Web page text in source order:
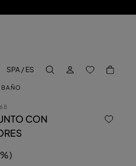
SPA / ES
INICIAR SESIÓN
BACK TO
BAÑO
CON